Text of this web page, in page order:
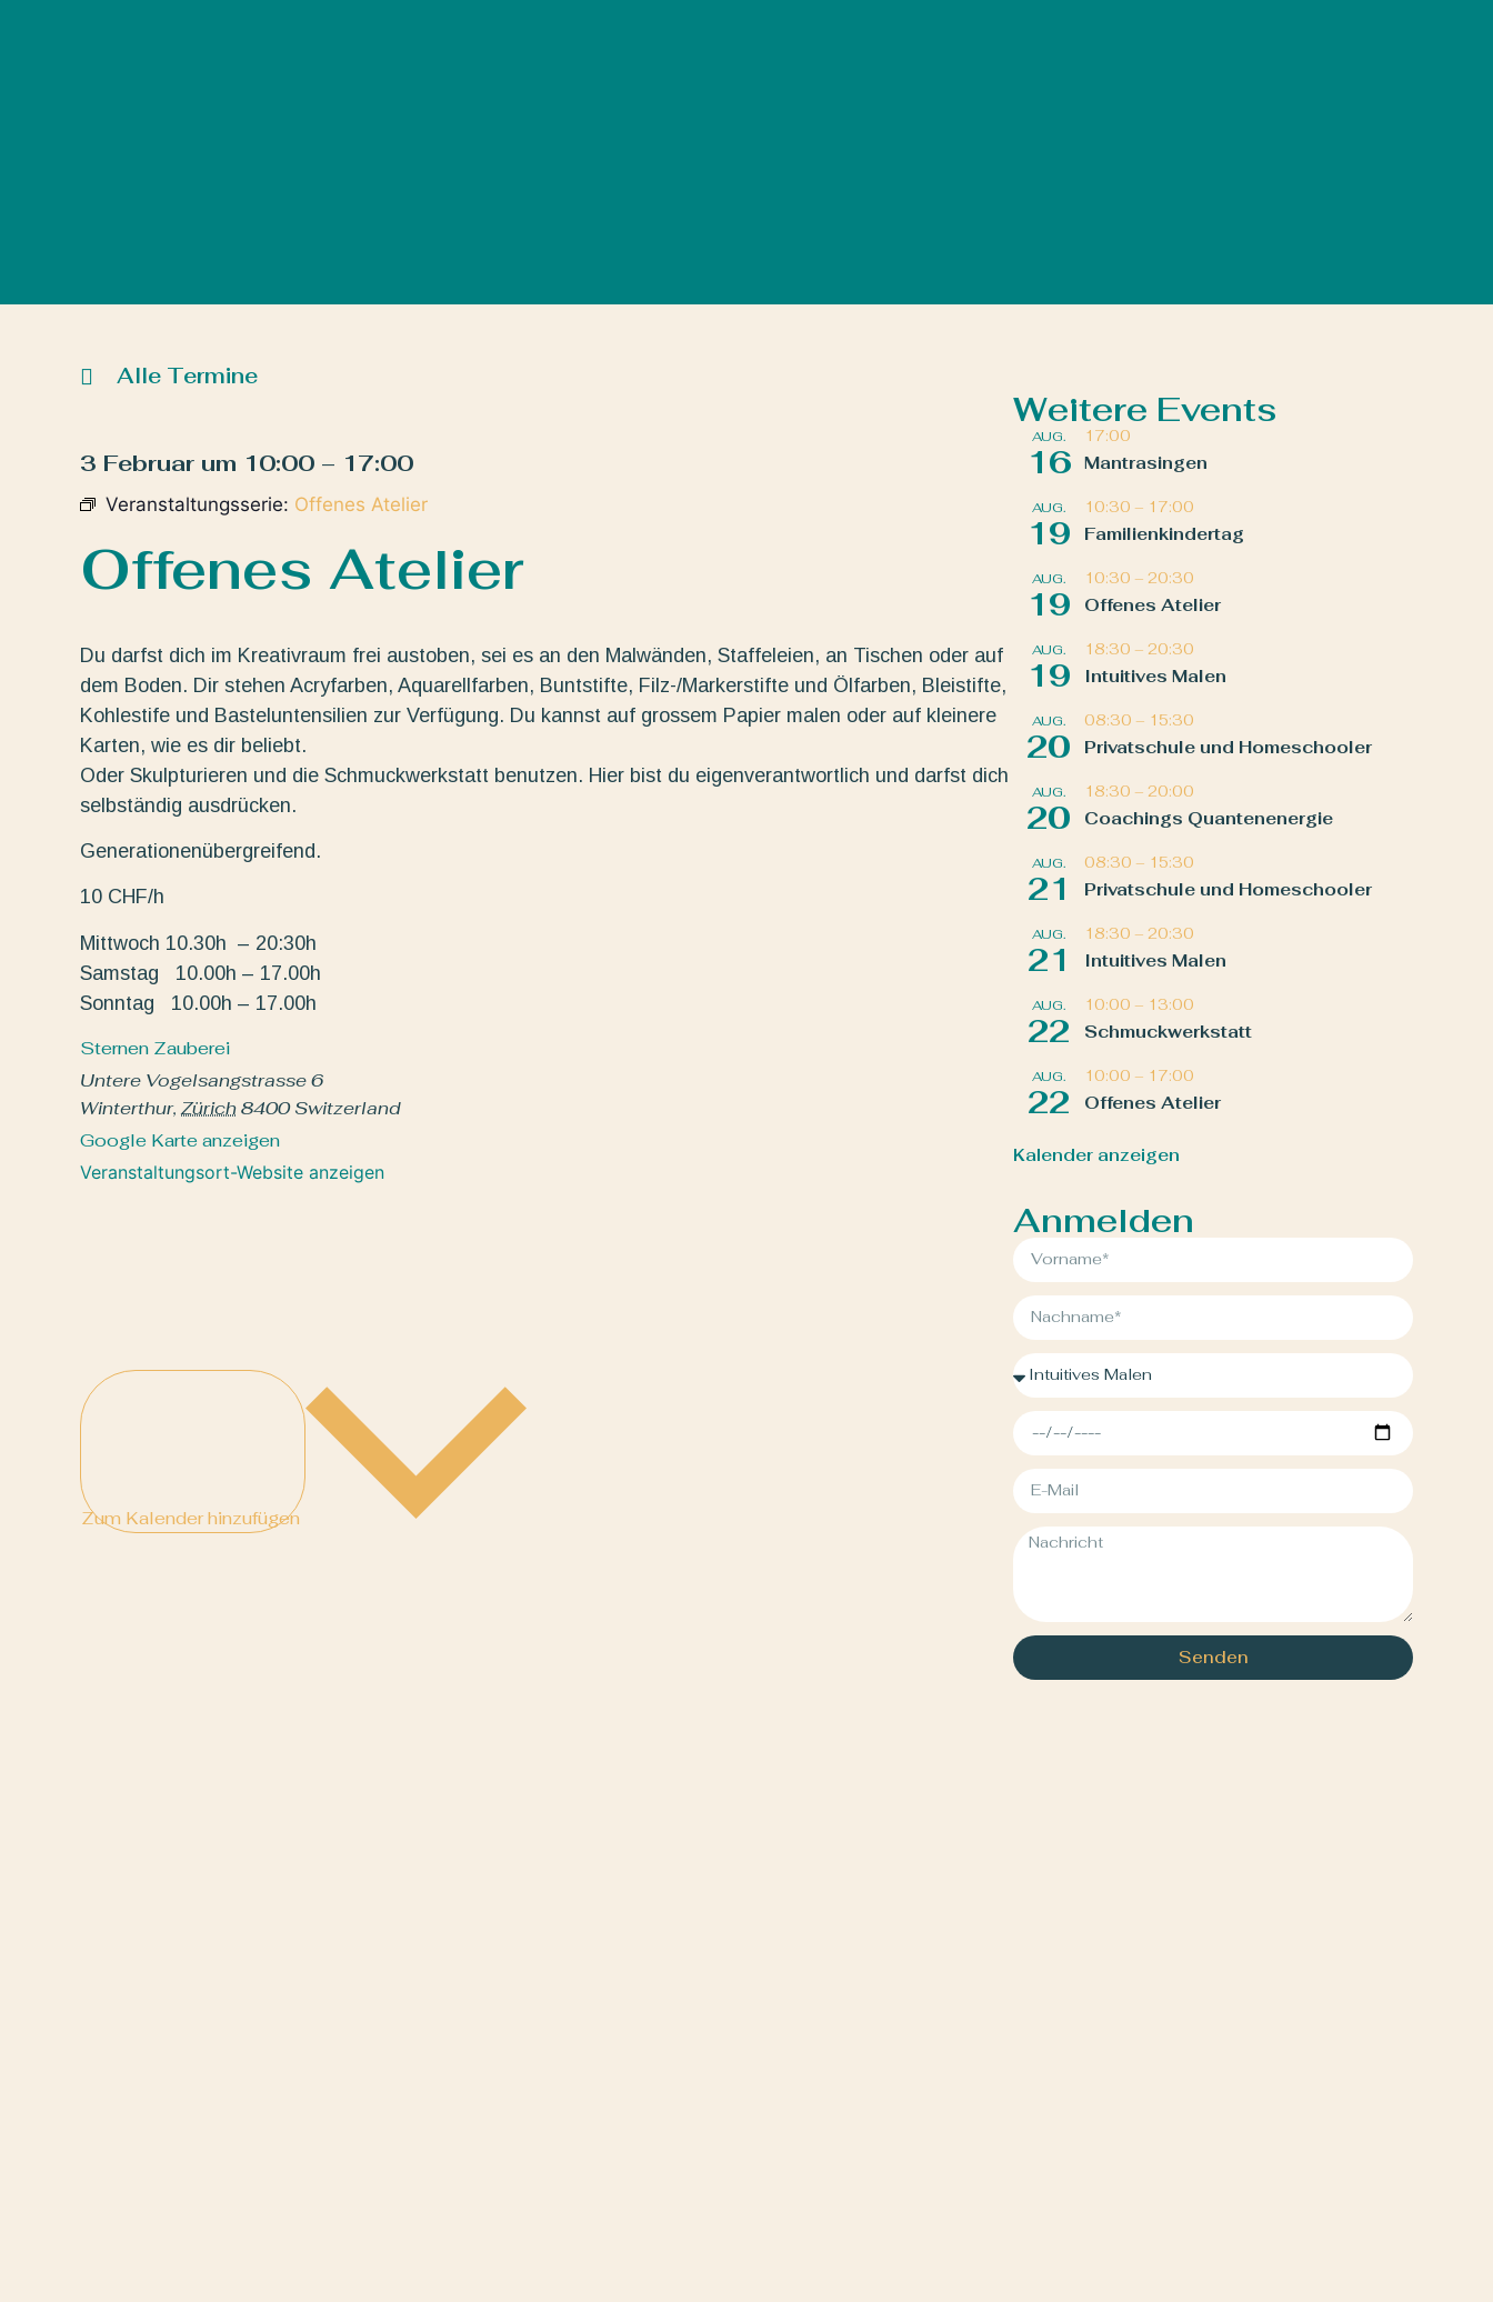
Alle Termine
3 Februar um 10:00 – 17:00
Veranstaltungsserie: Offenes Atelier
Offenes Atelier
Du darfst dich im Kreativraum frei austoben, sei es an den Malwänden, Staffeleien, an Tischen oder auf
dem Boden. Dir stehen Acryfarben, Aquarellfarben, Buntstifte, Filz-/Markerstifte und Ölfarben, Bleistifte,
Kohlestife und Basteluntensilien zur Verfügung. Du kannst auf grossem Papier malen oder auf kleinere
Karten, wie es dir beliebt.
Oder Skulpturieren und die Schmuckwerkstatt benutzen. Hier bist du eigenverantwortlich und darfst dich
selbständig ausdrücken.
Generationenübergreifend.
10 CHF/h
Mittwoch 10.30h – 20:30h
Samstag 10.00h – 17.00h
Sonntag 10.00h – 17.00h
Sternen Zauberei
Untere Vogelsangstrasse 6
Winterthur, Zürich8400 Switzerland
Google Karte anzeigen
Veranstaltungsort-Website anzeigen
Zum Kalender hinzufügen
Weitere Events
AUG.
16
17:00
Mantrasingen
AUG.
19
10:30 – 17:00
Familienkindertag
AUG.
19
10:30 – 20:30
Offenes Atelier
AUG.
19
18:30 – 20:30
Intuitives Malen
AUG.
20
08:30 – 15:30
Privatschule und Homeschooler
AUG.
20
18:30 – 20:00
Coachings Quantenenergie
AUG.
21
08:30 – 15:30
Privatschule und Homeschooler
AUG.
21
18:30 – 20:30
Intuitives Malen
AUG.
22
10:00 – 13:00
Schmuckwerkstatt
AUG.
22
10:00 – 17:00
Offenes Atelier
Kalender anzeigen
Anmelden
Senden